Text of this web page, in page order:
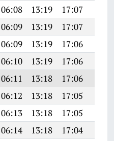
06:08 13:19 17:07
06:09 13:19 17:07
06:09 13:19 17:06
06:10 13:19 17:06
06:11 13:18 17:06
06:12 13:18 17:05
06:13 13:18 17:05
06:14 13:18 17:04